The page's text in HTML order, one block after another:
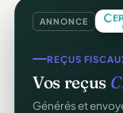
ANNONCE
REÇUS
Vos reçus
Générés et